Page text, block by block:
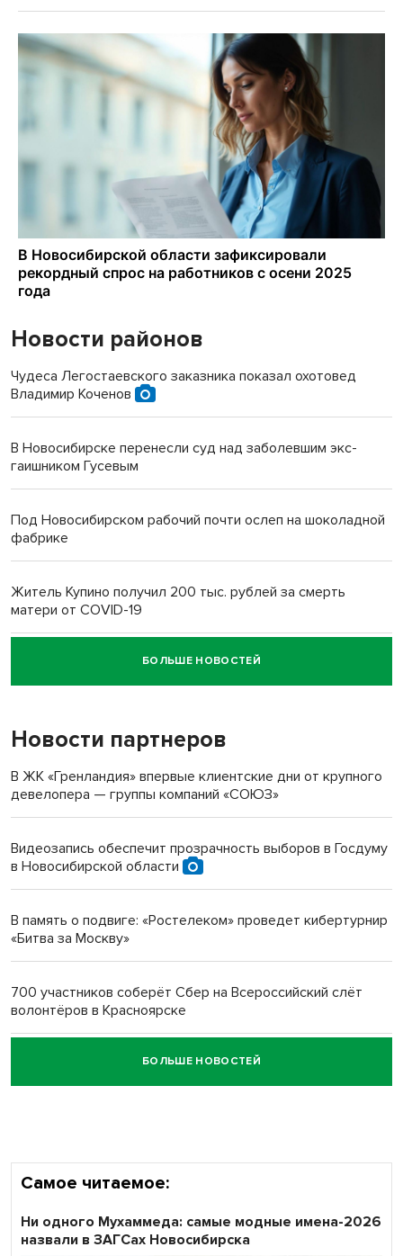
Новости районов
Чудеса Легостаевского заказника показал охотовед
Владимир Коченов
В Новосибирске перенесли суд над заболевшим экс-
гаишником Гусевым
Под Новосибирском рабочий почти ослеп на шоколадной
фабрике
Житель Купино получил 200 тыс. рублей за смерть
матери от COVID-19
Новосибирский суд наказал водителя за смерть
пенсионерки на вокзале
«Мы живём на пастбище!»: в новосибирском селе лошади
терроризируют жителей
Инвалид получил условный срок за избиение врачей
Новосибирский преподаватель с женой вошли в топ-16
Обновлённое отделение ВТБ открылось в Искитиме
БОЛЬШЕ НОВОСТЕЙ
Новости партнеров
В ЖК «Гренландия» впервые клиентские дни от крупного
девелопера — группы компаний «СОЮЗ»
Видеозапись обеспечит прозрачность выборов в Госдуму
в Новосибирской области
В память о подвиге: «Ростелеком» проведет кибертурнир
«Битва за Москву»
700 участников соберёт Сбер на Всероссийский слёт
волонтёров в Красноярске
Честный выбор: видеонаблюдение обеспечит
объективность результатов ЕДГ в Новосибирской
БОЛЬШЕ НОВОСТЕЙ
Самое читаемое:
Ни одного Мухаммеда: самые модные имена-2026
назвали в ЗАГСах Новосибирска